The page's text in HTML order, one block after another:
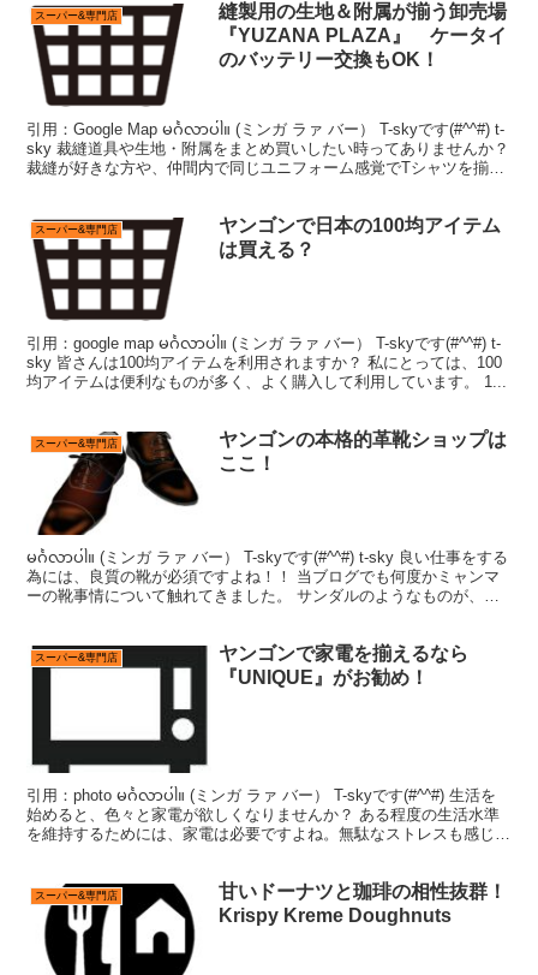
スーパー&専門店
縫製用の生地＆附属が揃う卸売場
『YUZANA PLAZA』 ケータイ
のバッテリー交換もOK！
引用：Google Map မင်္ဂလာပါ။ (ミンガ ラァ バー） T-skyです(#^^#) t-
sky 裁縫道具や生地・附属をまとめ買いしたい時ってありませんか？
裁縫が好きな方や、仲間内で同じユニフォーム感覚でTシャツを揃え
スーパー&専門店
ヤンゴンで日本の100均アイテム
は買える？
引用：google map မင်္ဂလာပါ။ (ミンガ ラァ バー） T-skyです(#^^#) t-
sky 皆さんは100均アイテムを利用されますか？ 私にとっては、100
均アイテムは便利なものが多く、よく購入して利用しています。 1...
スーパー&専門店
ヤンゴンの本格的革靴ショップは
ここ！
မင်္ဂလာပါ။ (ミンガ ラァ バー） T-skyです(#^^#) t-sky 良い仕事をする
為には、良質の靴が必須ですよね！！ 当ブログでも何度かミャンマ
ーの靴事情について触れてきました。 サンダルのようなものが、一
スーパー&専門店
ヤンゴンで家電を揃えるなら
『UNIQUE』がお勧め！
引用：photo မင်္ဂလာပါ။ (ミンガ ラァ バー） T-skyです(#^^#) 生活を
始めると、色々と家電が欲しくなりませんか？ ある程度の生活水準
を維持するためには、家電は必要ですよね。無駄なストレスも感じた
スーパー&専門店
甘いドーナツと珈琲の相性抜群！
Krispy Kreme Doughnuts